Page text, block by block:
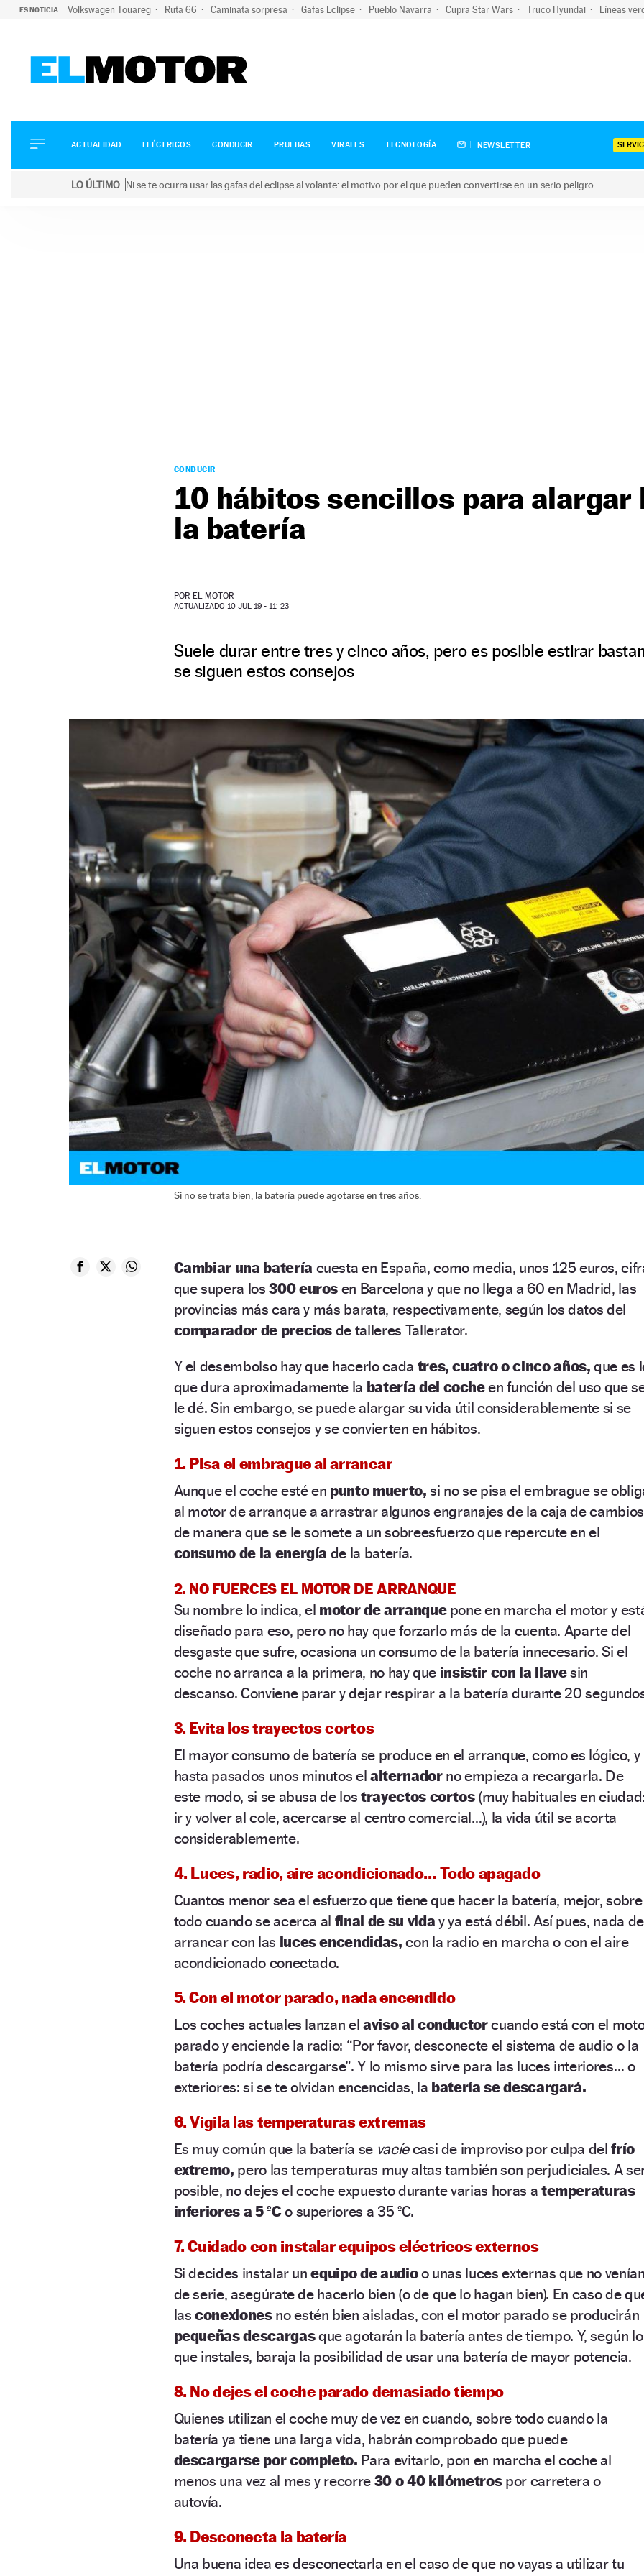
ES NOTICIA: Volkswagen Touareg Ruta 66 Caminata sorpresa Gafas Eclipse Pueblo Navarra Cupra Star Wars Truco Hyundai Líneas
ELÉCTRICOS
CONDUCIR
ACTUALIDAD ELÉCTRICOS CONDUCIR PRUEBAS VIRALES TECNOLOGÍA NEWSLETTER
LO ÚLTIMO Ni se te ocurra usar las gafas del eclipse al volante: el motivo por el que pueden convertirse en un serio peligro
CONDUCIR
10 hábitos sencillos para alargar
la batería
POR EL MOTOR
ACTUALIZADO 10 JUL 19 - 11: 23
Suele durar entre tres y cinco años, pero es posible estirar
se siguen estos consejos
Si no se trata bien, la batería puede agotarse en tres años.
Cambiar una batería cuesta en España, como media, unos 125 euros,
que supera los300 euros en Barcelona y que no llega a 60 en Madrid, las
provincias más cara y más barata, respectivamente, según los datos del
comparador de precios de talleres Tallerator.
Y el desembolso hay que hacerlo cada tres, cuatro o cinco años, que es
que dura aproximadamente la batería del cocheen función del uso que
le dé. Sin embargo, se puede alargar su vida útil considerablemente si se
siguen estos consejos y se convierten en hábitos.
1. Pisa el embrague al arrancar
Aunque el coche esté en punto muerto, si no se pisa el embrague se
al motor de arranque a arrastrar algunos engranajes de la caja de
de manera que se le somete a un sobreesfuerzo que repercute en el
consumo de la energía de la batería.
2. NO FUERCES EL MOTOR DE ARRANQUE
Su nombre lo indica, el motor de arranquepone en marcha el motor y
diseñado para eso, pero no hay que forzarlo más de la cuenta. Aparte del
desgaste que sufre, ocasiona un consumo de la batería innecesario. Si el
coche no arranca a la primera, no hay que insistir con la llavesin
descanso. Conviene parar y dejar respirar a la batería durante 20
3. Evita los trayectos cortos
El mayor consumo de batería se produce en el arranque, como es lógico, y
hasta pasados unos minutos el alternadorno empieza a recargarla. De
este modo, si se abusa de los trayectos cortos(muy habituales en
ir y volver al cole, acercarse al centro comercial…), la vida útil se acorta
considerablemente.
4. Luces, radio, aire acondicionado… Todo apagado
Cuantos menor sea el esfuerzo que tiene que hacer la batería, mejor, sobre
todo cuando se acerca al final de su vida y ya está débil. Así pues, nada de
arrancar con las luces encendidas, con la radio en marcha o con el aire
acondicionado conectado.
5. Con el motor parado, nada encendido
Los coches actuales lanzan el aviso al conductorcuando está con el
parado y enciende la radio: “Por favor, desconecte el sistema de audio o la
batería podría descargarse”. Y lo mismo sirve para las luces interiores… o
exteriores: si se te olvidan encencidas, la batería se descargará.
6. Vigila las temperaturas extremas
Es muy común que la batería se vacíecasi de improviso por culpa delfrío
extremo, pero las temperaturas muy altas también son perjudiciales. A
posible, no dejes el coche expuesto durante varias horas a temperaturas
inferiores a 5 ºCo superiores a 35 ºC.
7. Cuidado con instalar equipos eléctricos externos
Si decides instalar unequipo de audioo unas luces externas que no
de serie, asegúrate de hacerlo bien (o de que lo hagan bien). En caso de
lasconexionesno estén bien aisladas, con el motor parado se producirán
pequeñas descargasque agotarán la batería antes de tiempo. Y, según lo
que instales, baraja la posibilidad de usar una batería de mayor potencia.
8. No dejes el coche parado demasiado tiempo
Quienes utilizan el coche muy de vez en cuando, sobre todo cuando la
batería ya tiene una larga vida, habrán comprobado que puede
descargarse por completo. Para evitarlo, pon en marcha el coche al
menos una vez al mes y recorre 30 o 40 kilómetrospor carretera o
autovía.
9. Desconecta la batería
Una buena idea es desconectarla en el caso de que no vayas a utilizar tu